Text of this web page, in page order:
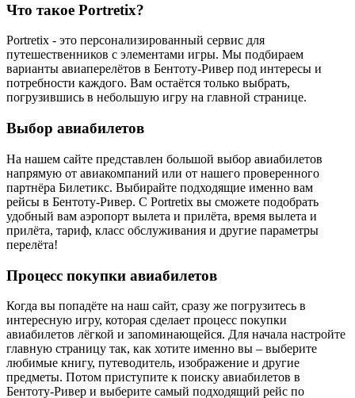
Что такое Portretix?
Portretix - это персонализированный сервис для
путешественников с элементами игры. Мы подбираем
варианты авиаперелётов в Бентоту-Ривер под интересы и
потребности каждого. Вам остаётся только выбрать,
погрузившись в небольшую игру на главной странице.
Выбор авиабилетов
На нашем сайте представлен большой выбор авиабилетов
напрямую от авиакомпаний или от нашего проверенного
партнёра Билетикс. Выбирайте подходящие именно вам
рейсы в Бентоту-Ривер. С Portretix вы сможете подобрать
удобный вам аэропорт вылета и прилёта, время вылета и
прилёта, тариф, класс обслуживания и другие параметры
перелёта!
Процесс покупки авиабилетов
Когда вы попадёте на наш сайт, сразу же погрузитесь в
интересную игру, которая сделает процесс покупки
авиабилетов лёгкой и запоминающейся. Для начала настройте
главную страницу так, как хотите именно вы – выберите
любимые книгу, путеводитель, изображение и другие
предметы. Потом приступите к поиску авиабилетов в
Бентоту-Ривер и выберите самый подходящий рейс по